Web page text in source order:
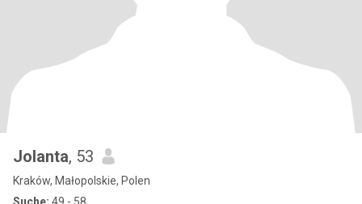
Jolanta, 53
Kraków, Małopolskie, Polen